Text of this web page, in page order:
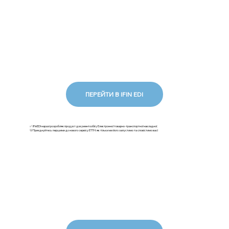
ПЕРЕЙТИ В IFIN EDI
✅ iFinEDI наразі розробляє продукт документообігу Електронної товарно-транспортної накладної.
💡Приєднуйтесь першими до нового сервісу ЕТТН: як тільки ми його запустимо та сповістимо вас!